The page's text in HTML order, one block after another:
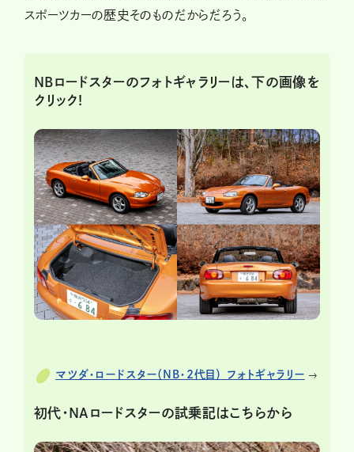
スポーツカーの歴史そのものだからだろう。
NBロードスターのフォトギャラリーは、下の画像を
クリック!
マツダ・ロードスター（NB・2代目） フォトギャラリー
初代・NAロードスターの試乗記はこちらから